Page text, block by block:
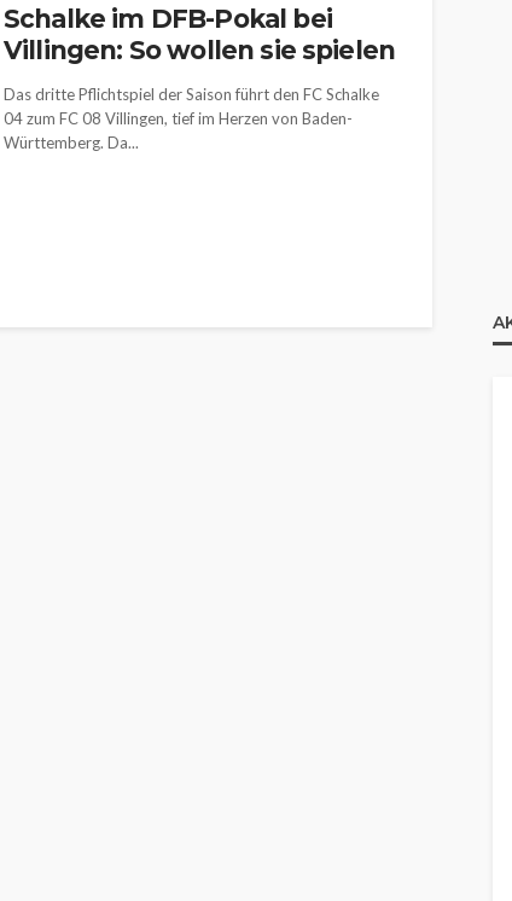
Schalke im DFB-Pokal bei
Villingen: So wollen sie spielen
Das dritte Pflichtspiel der Saison führt den FC Schalke
04 zum FC 08 Villingen, tief im Herzen von Baden-
Württemberg. Da...